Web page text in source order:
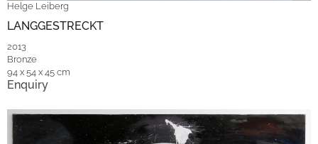
Helge Leiberg
LANGGESTRECKT
2013
Bronze
94 x 54 x 45 cm
Enquiry